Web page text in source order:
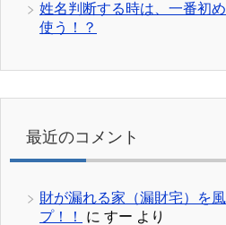
姓名判断する時は、一番初
使う！？
最近のコメント
財が漏れる家（漏財宅）を
プ！！
に すー より